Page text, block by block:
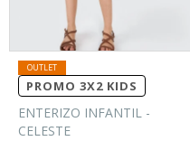
PROMO 3X2 KIDS
ENTERIZO INFANTIL -
CELESTE